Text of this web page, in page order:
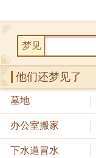
梦见
他们还梦见了
墓地
办公室搬家
下水道冒水